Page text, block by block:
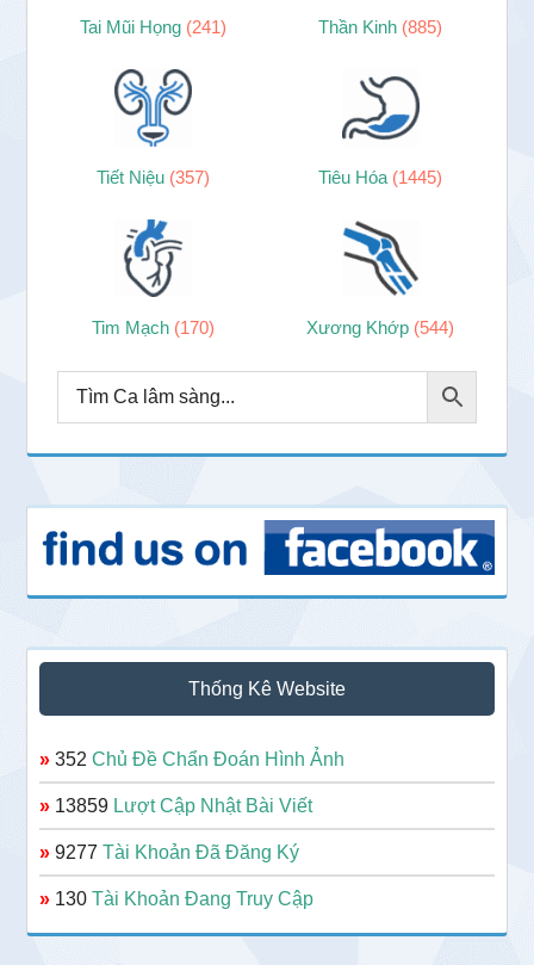
Tai Mũi Họng (241) Thần Kinh (885)
Tiết Niệu (357) Tiêu Hóa (1445)
Tim Mạch (170) Xương Khớp (544)
Thống Kê Website
» 352Chủ Đề Chẩn Đoán Hình Ảnh
» 13859 Lượt Cập Nhật Bài Viết
» 9277Tài Khoản Đã Đăng Ký
» 130Tài Khoản Đang Truy Cập